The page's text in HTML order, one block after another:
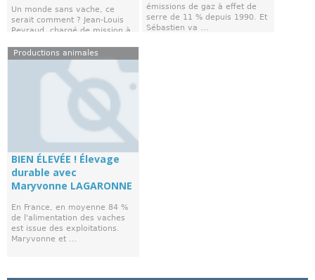
Un monde sans vache, ce
serait comment ? Jean-Louis
Peyraud, chargé de mission à
émissions de gaz à effet de
serre de 11 % depuis 1990. Et
Sébastien va ...
Productions animales
BIEN ÉLEVÉE ! Élevage
durable avec
Maryvonne LAGARONNE
En France, en moyenne 84 %
de l'alimentation des vaches
est issue des exploitations.
Maryvonne et ...